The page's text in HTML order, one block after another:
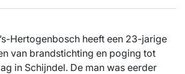
Hertogenbosch heeft een 23-jarige
van brandstichting en poging tot
in Schijndel. De man was eerder